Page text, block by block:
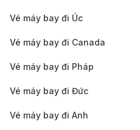
cận các điểm du lịch.
kết nối sân bay với
lựa chọn tiết kiệm với giá
(khoảng 160.000 VND),
khoảng 30-40 phút, tùy
Vé máy bay đi Úc
Vé máy bay đi Canada
Vé máy bay đi Pháp
Vé máy bay đi Đức
Vé máy bay đi Anh